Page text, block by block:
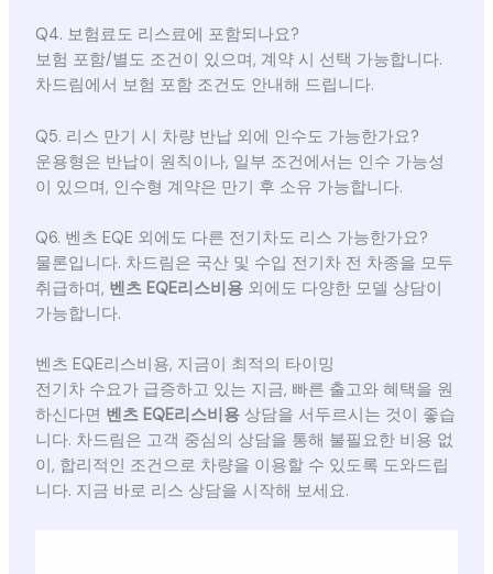
Q4. 보험료도 리스료에 포함되나요?
보험 포함/별도 조건이 있으며, 계약 시 선택 가능합니다.
차드림에서 보험 포함 조건도 안내해 드립니다.
Q5. 리스 만기 시 차량 반납 외에 인수도 가능한가요?
운용형은 반납이 원칙이나, 일부 조건에서는 인수 가능성
이 있으며, 인수형 계약은 만기 후 소유 가능합니다.
Q6. 벤츠 EQE 외에도 다른 전기차도 리스 가능한가요?
물론입니다. 차드림은 국산 및 수입 전기차 전 차종을 모두
취급하며, 벤츠 EQE리스비용외에도 다양한 모델 상담이
가능합니다.
벤츠 EQE리스비용, 지금이 최적의 타이밍
전기차 수요가 급증하고 있는 지금, 빠른 출고와 혜택을 원
하신다면 벤츠 EQE리스비용상담을 서두르시는 것이 좋습
니다. 차드림은 고객 중심의 상담을 통해 불필요한 비용 없
이, 합리적인 조건으로 차량을 이용할 수 있도록 도와드립
니다. 지금 바로 리스 상담을 시작해 보세요.